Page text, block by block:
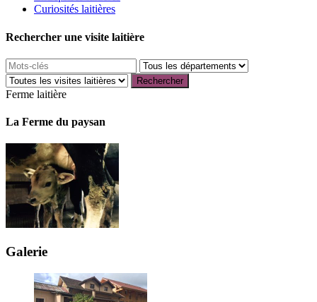
Curiosités laitières
Rechercher une visite laitière
Ferme laitière
La Ferme du paysan
Galerie